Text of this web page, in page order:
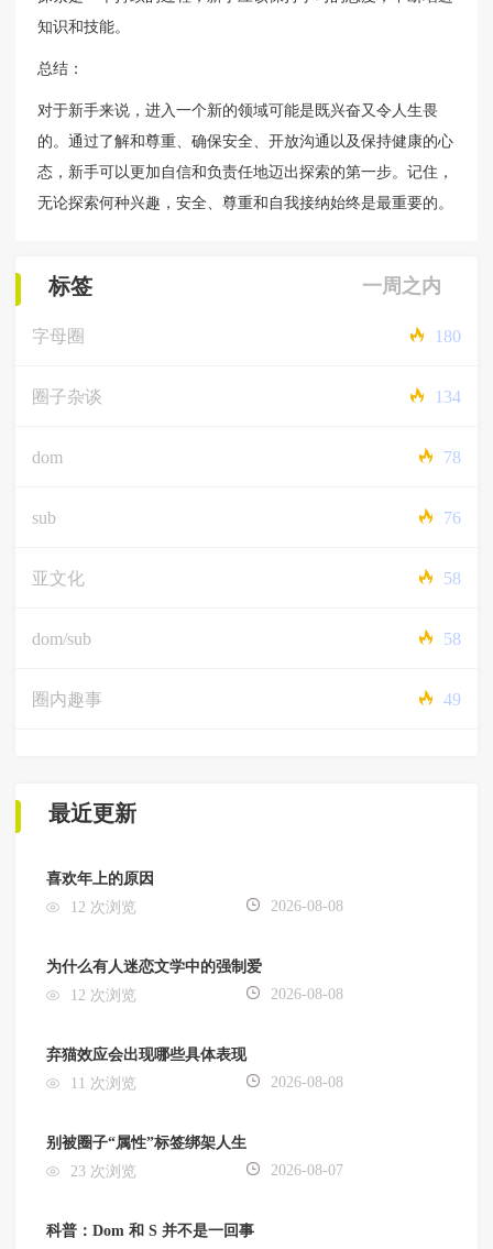
知识和技能。
总结：
对于新手来说，进入一个新的领域可能是既兴奋又令人生畏
的。通过了解和尊重、确保安全、开放沟通以及保持健康的心
态，新手可以更加自信和负责任地迈出探索的第一步。记住，
无论探索何种兴趣，安全、尊重和自我接纳始终是最重要的。
标签 一周之内
字母圈 180
圈子杂谈 134
dom 78
sub 76
亚文化 58
dom/sub 58
圈内趣事 49
最近更新
喜欢年上的原因
12 次浏览
2026-08-08
为什么有人迷恋文学中的强制爱
12 次浏览
2026-08-08
弃猫效应会出现哪些具体表现
11 次浏览
2026-08-08
别被圈子“属性”标签绑架人生
23 次浏览
2026-08-07
科普：Dom 和 S 并不是一回事